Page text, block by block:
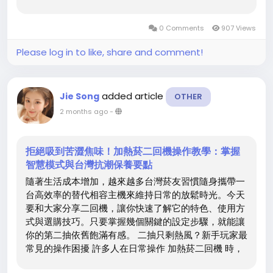
決過往加熱菸容易出現的焦糊味，讓菸草的純粹香氣從
第一口完美維持到最後一口。 Ploom Aura 的優缺點與
四種加熱模式 Ploom...
0 Comments 907 Views
Please log in to like, share and comment!
Jie Song added article OTHER
2 months ago-
拒絕吸到苦澀焦味！加熱菸二回機操作教學：掌握
智慧模式與台灣抗潮保養要點
隨著生活成本增加，越來越多台灣菸友習慣隨身攜帶一
台高效率的替代相容主機來維持日常的放鬆時光。今天
要和大家分享二回機，讓你快速了解它的特色、使用方
式與選購技巧。只要掌握幾個關鍵的設定步驟，就能讓
你的第二抽依舊飽滿有感。 二抽只剩熱風？新手玩家最
常見的操作困擾 許多人在日常操作 加熱菸二回機 時，